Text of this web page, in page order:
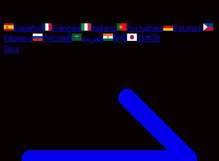
Español Français Italiano Português
Deutsch
Filippino
Русский العربية हिन्दी
日本語
Giriş